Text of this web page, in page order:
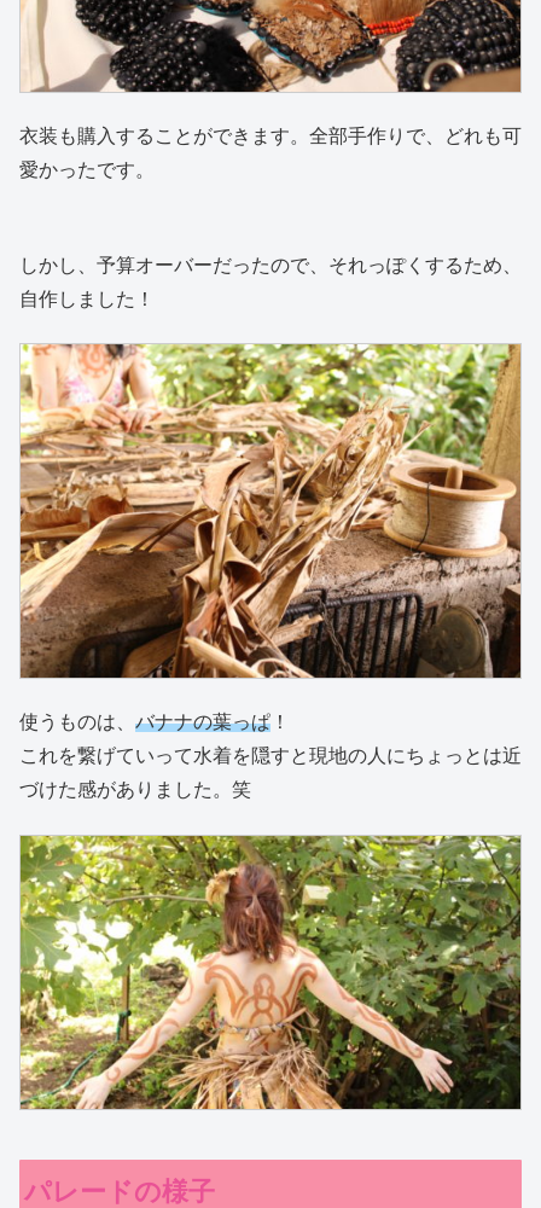
衣装も購入することができます。全部手作りで、どれも可
愛かったです。
しかし、予算オーバーだったので、それっぽくするため、
自作しました！
使うものは、 バナナの葉っぱ ！
これを繋げていって水着を隠すと現地の人にちょっとは近
づけた感がありました。笑
パレードの様子